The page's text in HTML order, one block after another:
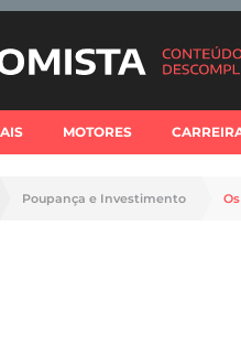
MOTORES
Poupança e Investimento